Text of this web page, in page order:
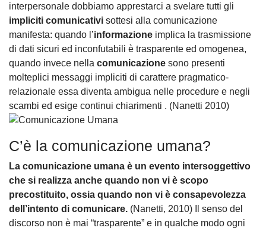
interpersonale dobbiamo apprestarci a svelare tutti gli
impliciti comunicativi sottesi alla comunicazione
manifesta: quando l’informazione implica la trasmissione
di dati sicuri ed inconfutabili è trasparente ed omogenea,
quando invece nella comunicazione sono presenti
molteplici messaggi impliciti di carattere pragmatico-
relazionale essa diventa ambigua nelle procedure e negli
scambi ed esige continui chiarimenti . (Nanetti 2010)
C’è la comunicazione umana?
La comunicazione umana è un evento intersoggettivo
che si realizza anche quando non vi è scopo
precostituito, ossia quando non vi è consapevolezza
dell’intento di comunicare. (Nanetti, 2010) Il senso del
discorso non è mai “trasparente” e in qualche modo ogni